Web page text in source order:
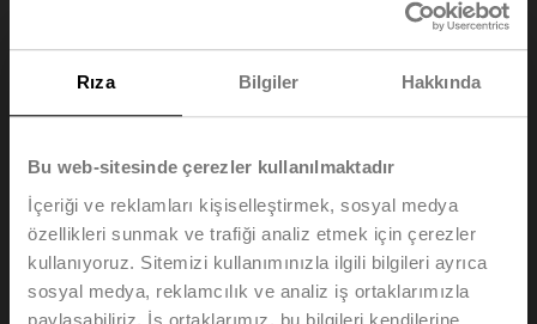
Rıza Bilgiler Hakkında
Bu web-sitesinde çerezler kullanılmaktadır
İçeriği ve reklamları kişiselleştirmek, sosyal medya
özellikleri sunmak ve trafiği analiz etmek için çerezler
kullanıyoruz. Sitemizi kullanımınızla ilgili bilgileri ayrıca
sosyal medya, reklamcılık ve analiz iş ortaklarımızla
paylaşabiliriz. İş ortaklarımız, bu bilgileri kendilerine
H6025X10-
S2+NVK24A-MP-TPC